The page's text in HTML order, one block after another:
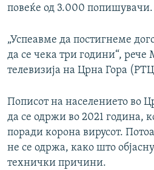
повеќе од 3.000 попишувачи.
„Успеавме да постигнеме
да се чека три години“,
телевизија на Црна Гора
Пописот на населението во
да се одржи во 2021 година,
поради корона вирусот.
не се одржа, како што
технички причини.